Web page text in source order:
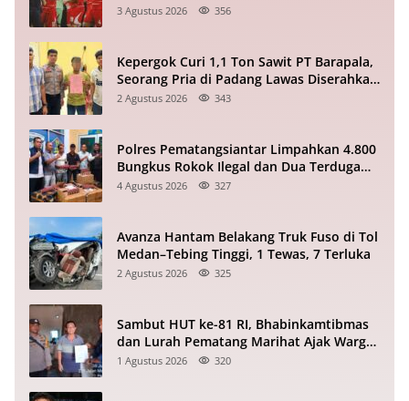
Vietnam Babak I Piala ASEAN
3 Agustus 2026 356
Kepergok Curi 1,1 Ton Sawit PT Barapala,
Seorang Pria di Padang Lawas Diserahkan
ke Polisi
2 Agustus 2026 343
Polres Pematangsiantar Limpahkan 4.800
Bungkus Rokok Ilegal dan Dua Terduga
Pelaku ke Bea Cukai
4 Agustus 2026 327
Avanza Hantam Belakang Truk Fuso di Tol
Medan–Tebing Tinggi, 1 Tewas, 7 Terluka
2 Agustus 2026 325
Sambut HUT ke-81 RI, Bhabinkamtibmas
dan Lurah Pematang Marihat Ajak Warga
Kibarkan Merah Putih
1 Agustus 2026 320